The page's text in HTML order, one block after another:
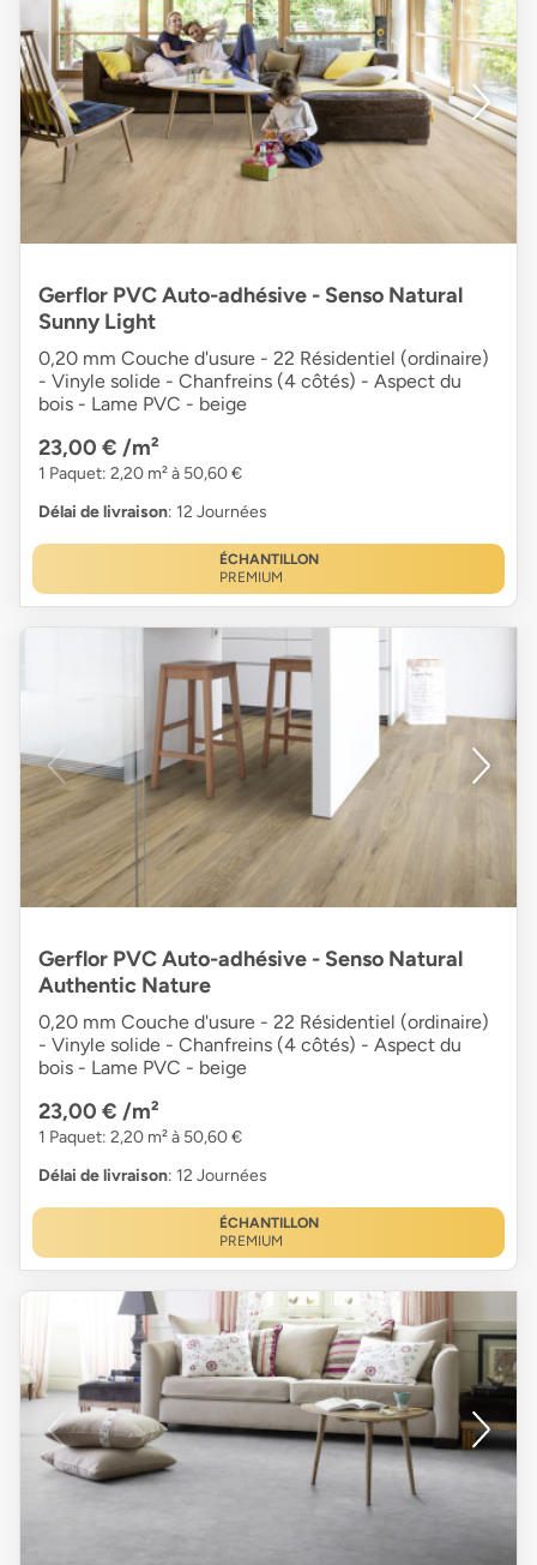
Gerflor PVC Auto-adhésive - Senso Natural
Sunny Light
0,20 mm Couche d'usure - 22 Résidentiel (ordinaire)
- Vinyle solide - Chanfreins (4 côtés) - Aspect du
bois - Lame PVC - beige
23,00 € /m²
1 Paquet: 2,20 m² à 50,60 €
Délai de livraison: 12 Journées
ÉCHANTILLON
PREMIUM
Gerflor PVC Auto-adhésive - Senso Natural
Authentic Nature
0,20 mm Couche d'usure - 22 Résidentiel (ordinaire)
- Vinyle solide - Chanfreins (4 côtés) - Aspect du
bois - Lame PVC - beige
23,00 € /m²
1 Paquet: 2,20 m² à 50,60 €
Délai de livraison: 12 Journées
ÉCHANTILLON
PREMIUM